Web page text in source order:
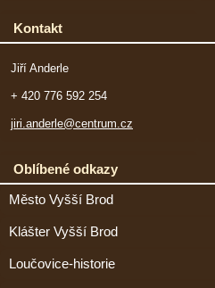
Kontakt
Jiří Anderle
+ 420 776 592 254
jiri.anderle@centrum.cz
Oblíbené odkazy
Město Vyšší Brod
Klášter Vyšší Brod
Loučovice-historie